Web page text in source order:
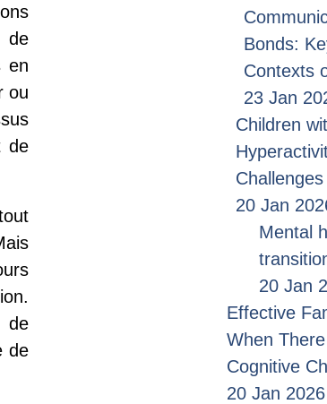
de
en
ou
de
de
de
Bonds:
Contexts
23 Jan
Children
20 Jan
Mental
20 Jan
Effective
When
Cognitive
20 Jan 2026